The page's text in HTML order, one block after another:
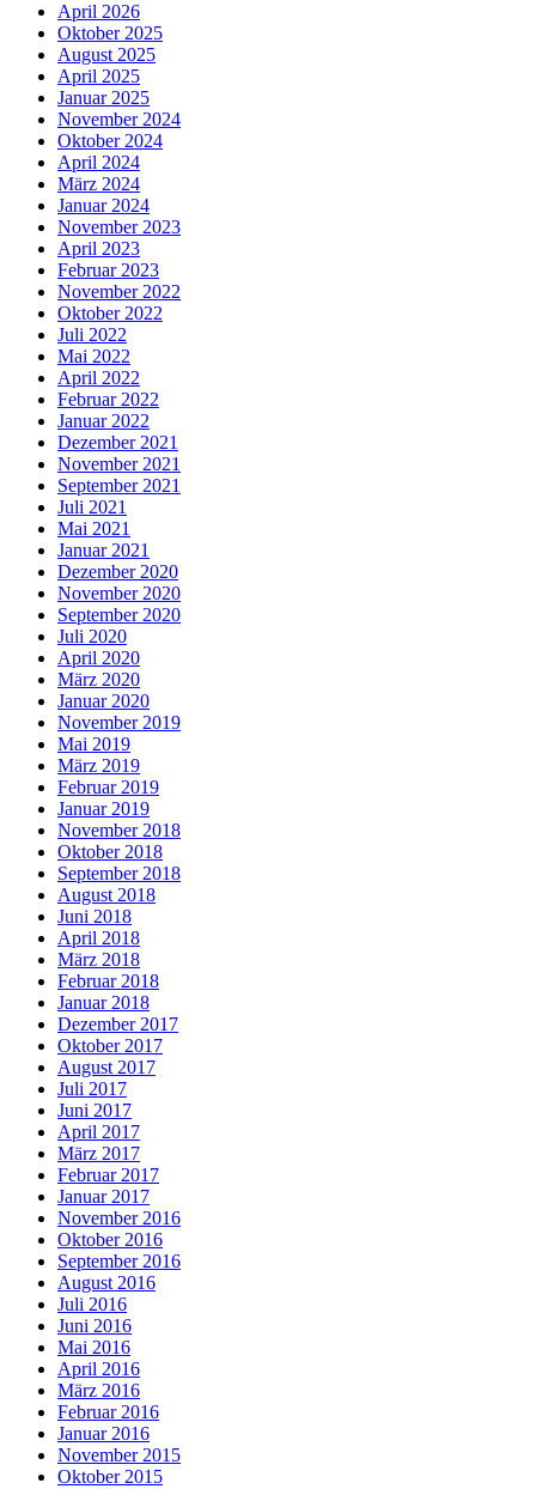
April 2026
Oktober 2025
August 2025
April 2025
Januar 2025
November 2024
Oktober 2024
April 2024
März 2024
Januar 2024
November 2023
April 2023
Februar 2023
November 2022
Oktober 2022
Juli 2022
Mai 2022
April 2022
Februar 2022
Januar 2022
Dezember 2021
November 2021
September 2021
Juli 2021
Mai 2021
Januar 2021
Dezember 2020
November 2020
September 2020
Juli 2020
April 2020
März 2020
Januar 2020
November 2019
Mai 2019
März 2019
Februar 2019
Januar 2019
November 2018
Oktober 2018
September 2018
August 2018
Juni 2018
April 2018
März 2018
Februar 2018
Januar 2018
Dezember 2017
Oktober 2017
August 2017
Juli 2017
Juni 2017
April 2017
März 2017
Februar 2017
Januar 2017
November 2016
Oktober 2016
September 2016
August 2016
Juli 2016
Juni 2016
Mai 2016
April 2016
März 2016
Februar 2016
Januar 2016
November 2015
Oktober 2015